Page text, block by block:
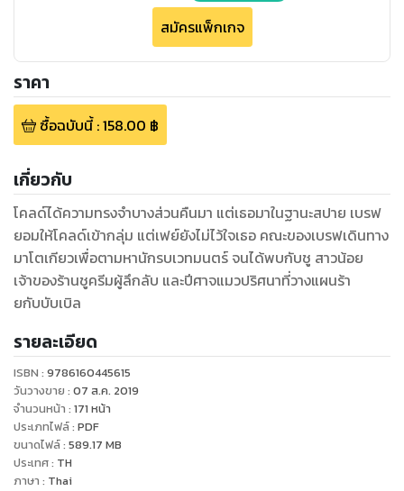
สมัครแพ็กเกจ
ราคา
ซื้อฉบับนี้:158.00 ฿
เกี่ยวกับ
โคลด์ได้ความทรงจำบางส่วนคืนมา แต่เธอมาในฐานะสปาย เบรฟ
ยอมให้โคลด์เข้ากลุ่ม แต่เฟย์ยังไม่ไว้ใจเธอ คณะของเบรฟเดินทาง
มาโตเกียวเพื่อตามหานักรบเวทมนตร์ จนได้พบกับชู สาวน้อย
เจ้าของร้านชูครีมผู้ลึกลับ และปีศาจแมวปริศนาที่วางแผนร้า
ยกับบับเบิล
รายละเอียด
ISBN : 9786160445615
วันวางขาย : 07 ส.ค. 2019
จำนวนหน้า : 171 หน้า
ประเภทไฟล์: PDF
ขนาดไฟล์: 589.17 MB
ประเทศ: TH
ภาษา : Thai